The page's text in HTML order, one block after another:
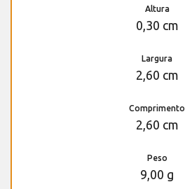
Altura
0,30 cm
Largura
2,60 cm
Comprimento
2,60 cm
Peso
9,00 g